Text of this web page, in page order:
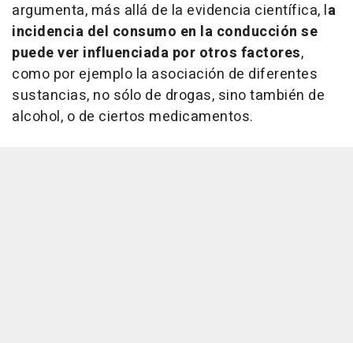
argumenta, más allá de la evidencia científica, la
incidencia del consumo en la conducción se
puede ver influenciada por otros factores,
como por ejemplo la asociación de diferentes
sustancias, no sólo de drogas, sino también de
alcohol, o de ciertos medicamentos.